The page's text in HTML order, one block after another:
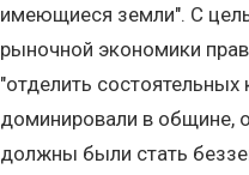
имеющиеся земли". С
рыночной экономики
"отделить
доминировали в общине,
должны были стать